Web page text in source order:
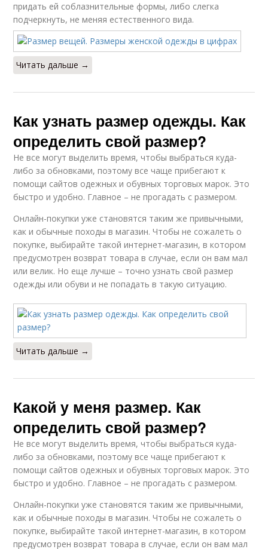
придать ей соблазнительные формы, либо слегка
подчеркнуть, не меняя естественного вида.
Читать дальше →
Как узнать размер одежды. Как
определить свой размер?
Не все могут выделить время, чтобы выбраться куда-
либо за обновками, поэтому все чаще прибегают к
помощи сайтов одежных и обувных торговых марок. Это
быстро и удобно. Главное – не прогадать с размером.
Онлайн-покупки уже становятся таким же привычными,
как и обычные походы в магазин. Чтобы не сожалеть о
покупке, выбирайте такой интернет-магазин, в котором
предусмотрен возврат товара в случае, если он вам мал
или велик. Но еще лучше – точно узнать свой размер
одежды или обуви и не попадать в такую ситуацию.
Читать дальше →
Какой у меня размер. Как
определить свой размер?
Не все могут выделить время, чтобы выбраться куда-
либо за обновками, поэтому все чаще прибегают к
помощи сайтов одежных и обувных торговых марок. Это
быстро и удобно. Главное – не прогадать с размером.
Онлайн-покупки уже становятся таким же привычными,
как и обычные походы в магазин. Чтобы не сожалеть о
покупке, выбирайте такой интернет-магазин, в котором
предусмотрен возврат товара в случае, если он вам мал